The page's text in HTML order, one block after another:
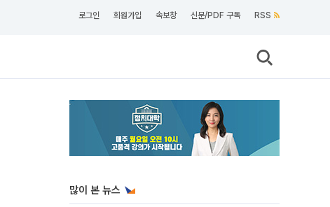
로그인 회원가입 속보창 신문/PDF 구독 RSS
많이 본 뉴스